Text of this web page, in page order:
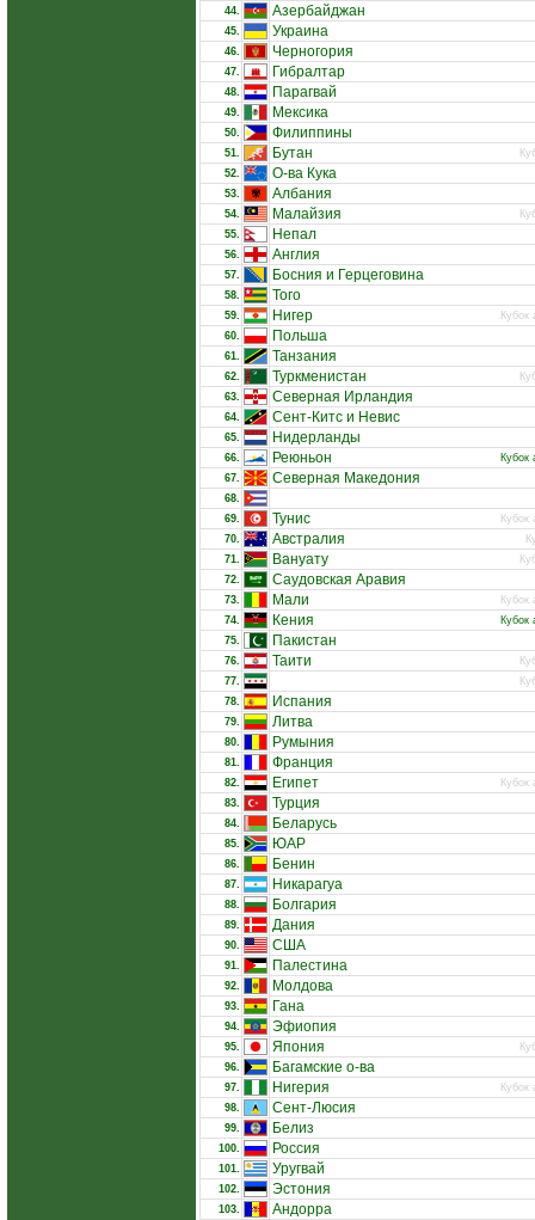
44.
Азербайджан
45. Украина
46. Черногория
47. Гибралтар
48. Парагвай
49. Мексика
50. Филиппины
51. Бутан
52.
О-ва Кука
53. Албания
54. Малайзия
55.
Непал
56. Англия
57. Босния и Герцеговина
58. Того
59. Нигер
Кубок
60.
Польша
61. Танзания
62. Туркменистан
63.
Северная Ирландия
64. Сент-Китс и Невис
65. Нидерланды
66. Реюньон
Кубок
67.
Северная Македония
68.
69.
Тунис
Кубок
70.
Австралия
71.
Вануату
72.
Саудовская Аравия
73. Мали
Кубок
74.
Кения
Кубок
75.
Пакистан
76. Таити
77.
78.
Испания
79. Литва
80. Румыния
81. Франция
82. Египет
Кубок
83.
Турция
84. Беларусь
85. ЮАР
86. Бенин
87. Никарагуа
88. Болгария
89. Дания
90. США
91. Палестина
92. Молдова
93. Гана
94. Эфиопия
95. Япония
96.
Багамские о-ва
97. Нигерия
Кубок
98.
Сент-Люсия
99. Белиз
100. Россия
101. Уругвай
102. Эстония
103. Андорра